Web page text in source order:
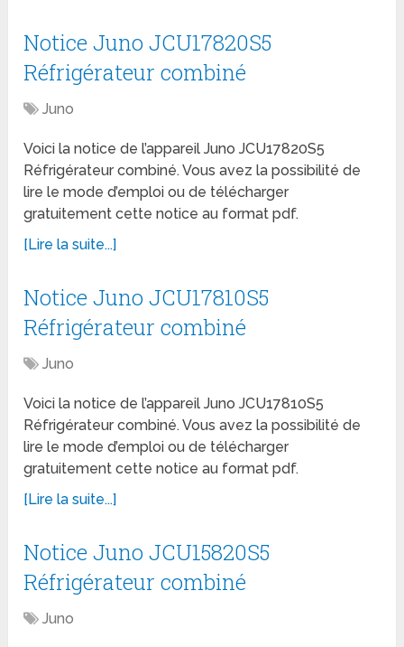
Notice Juno JCU17820S5
Réfrigérateur combiné
Juno
Voici la notice de l’appareil Juno JCU17820S5
Réfrigérateur combiné. Vous avez la possibilité de
lire le mode d’emploi ou de télécharger
gratuitement cette notice au format pdf.
[Lire la suite...]
Notice Juno JCU17810S5
Réfrigérateur combiné
Juno
Voici la notice de l’appareil Juno JCU17810S5
Réfrigérateur combiné. Vous avez la possibilité de
lire le mode d’emploi ou de télécharger
gratuitement cette notice au format pdf.
[Lire la suite...]
Notice Juno JCU15820S5
Réfrigérateur combiné
Juno